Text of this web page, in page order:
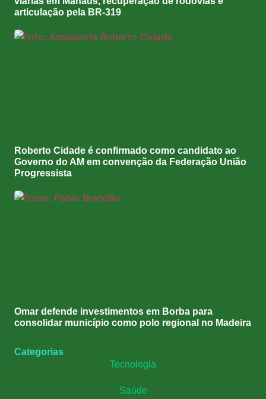
articulação pela BR-319
Roberto Cidade é confirmado como candidato ao
Governo do AM em convenção da Federação União
Progressista
Omar defende investimentos em Borba para
consolidar município como polo regional no Madeira
Categorias
Tecnologia
Saúde